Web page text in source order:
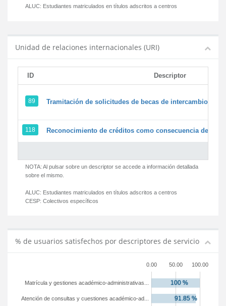
ALUC: Estudiantes matriculados en títulos adscritos a centros
Unidad de relaciones internacionales (URI)
ID Descriptor
89 Tramitación de solicitudes de becas de intercambio
118 Reconocimiento de créditos como consecuencia de un
NOTA: Al pulsar sobre un descriptor se accede a información detallada
sobre el mismo.
ALUC: Estudiantes matriculados en títulos adscritos a centros
CESP: Colectivos específicos
% de usuarios satisfechos por descriptores de servicio
0.00 50.00 100.00
Atención de consultas y cuestiones académico-ad...
Matrícula y gestiones académico-administrativas...